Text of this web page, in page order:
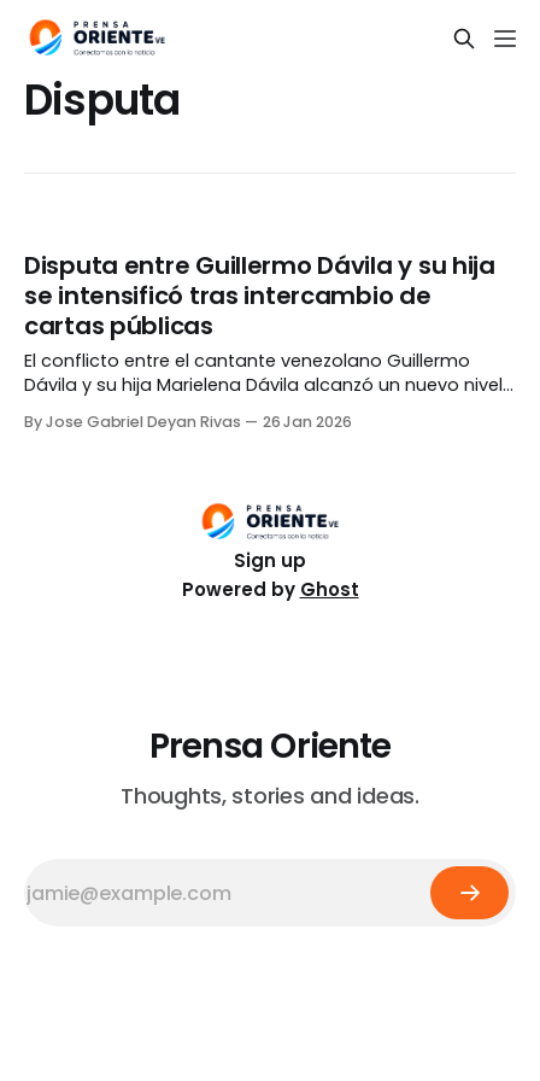
Disputa
Disputa entre Guillermo Dávila y su hija
se intensificó tras intercambio de
cartas públicas
El conflicto entre el cantante venezolano Guillermo
Dávila y su hija Marielena Dávila alcanzó un nuevo nivel
ambas partes, las cuales llevan sin hablarse desde
By Jose Gabriel Deyan Rivas 26 Jan 2026
Sign up
Powered by Ghost
Prensa Oriente
Thoughts, stories and ideas.